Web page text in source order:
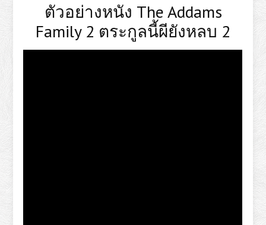
ตัวอย่างหนัง The Addams
Family 2 ตระกูลนี้ผียังหลบ 2